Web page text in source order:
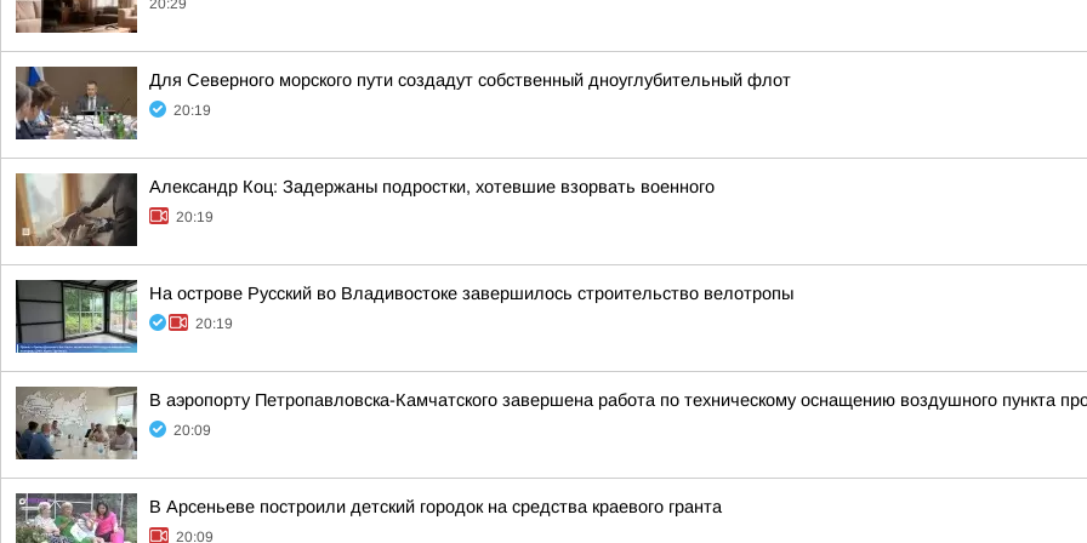
20:29
Для Северного морского пути создадут собственный дноуглубительный флот
20:19
Александр Коц: Задержаны подростки, хотевшие взорвать военного
20:19
На острове Русский во Владивостоке завершилось строительство велотропы
20:19
В аэропорту Петропавловска-Камчатского завершена работа по техническому оснащению воздушного пункта
20:09
В Арсеньеве построили детский городок на средства краевого гранта
20:09